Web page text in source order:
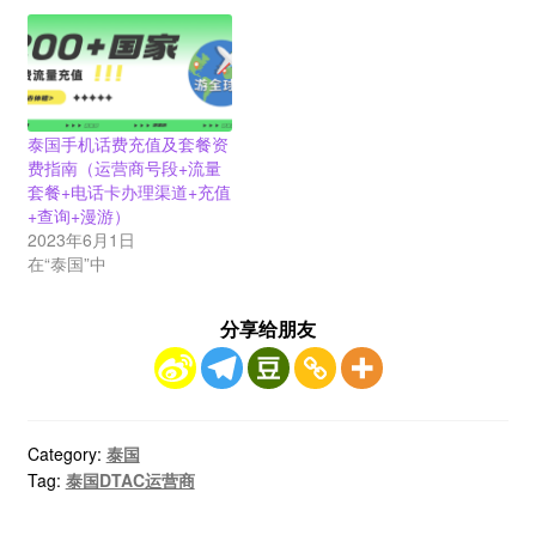
泰国手机话费充值及套餐资
费指南（运营商号段+流量
套餐+电话卡办理渠道+充值
+查询+漫游）
2023年6月1日
在“泰国”中
分享给朋友
Category: 泰国
Tag: 泰国DTAC运营商